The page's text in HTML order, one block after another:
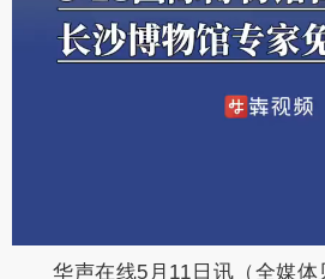
华声在线5月11日讯（全媒体